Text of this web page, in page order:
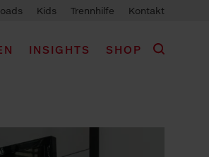
Kids Trennhilfe Kontakt
INSIGHTS SHOP